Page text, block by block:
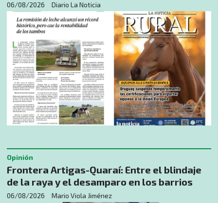
Diario La Noticia
06/08/2026
​Frontera Artigas-Quaraí: Entre el blindaje
de la raya y el desamparo en los barrios
Mario Viola Jiménez
Opinión
06/08/2026